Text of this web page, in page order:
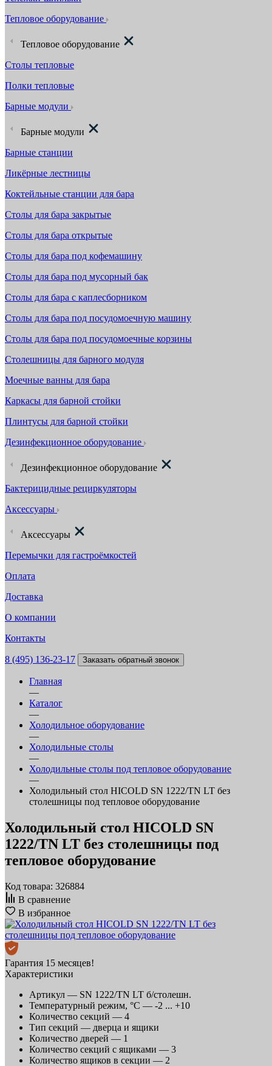
Тепловое оборудование
Тепловое оборудование
Столы тепловые
Полки тепловые
Барные модули
Барные модули
Барные станции
Ликёрные лестницы
Коктейльные станции для бара
Столы для бара закрытые
Столы для бара открытые
Столы для бара под кофемашину
Столы для бара под мусорный бак
Столы для бара с каплесборником
Столы для бара под посудомоечную машину
Столы для бара под посудомоечные корзины
Столешницы для барного модуля
Моечные ванны для бара
Каркасы для барной стойки
Плинтусы для барной стойки
Дезинфекционное оборудование
Дезинфекционное оборудование
Бактерицидные рециркуляторы
Аксессуары
Аксессуары
Перемычки для гастроёмкостей
Оплата
Доставка
О компании
Контакты
8 (495) 136-23-17 Заказать обратный звонок
Главная
—
Каталог
—
Холодильное оборудование
—
Холодильные столы
—
Холодильные столы под тепловое оборудование
—
Холодильный стол HICOLD SN 1222/TN LT без
столешницы под тепловое оборудование
Холодильный стол HICOLD SN
1222/TN LT без столешницы под
тепловое оборудование
Код товара: 326884
В сравнение
В избранное
Гарантия 15 месяцев!
Характеристики
Артикул — SN 1222/TN LT б/столешн.
Температурный режим, °C — -2 ... +10
Количество секций — 4
Тип секций — дверца и ящики
Количество дверей — 1
Количество секций с ящиками — 3
Количество ящиков в секции — 2